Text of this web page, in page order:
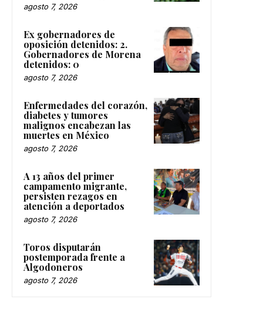
agosto 7, 2026
Ex gobernadores de
oposición detenidos: 2.
Gobernadores de Morena
detenidos: 0
agosto 7, 2026
Enfermedades del corazón,
diabetes y tumores
malignos encabezan las
muertes en México
agosto 7, 2026
A 13 años del primer
campamento migrante,
persisten rezagos en
atención a deportados
agosto 7, 2026
Toros disputarán
postemporada frente a
Algodoneros
agosto 7, 2026